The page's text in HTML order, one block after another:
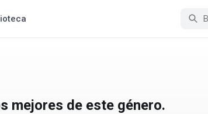
mejores de este género.